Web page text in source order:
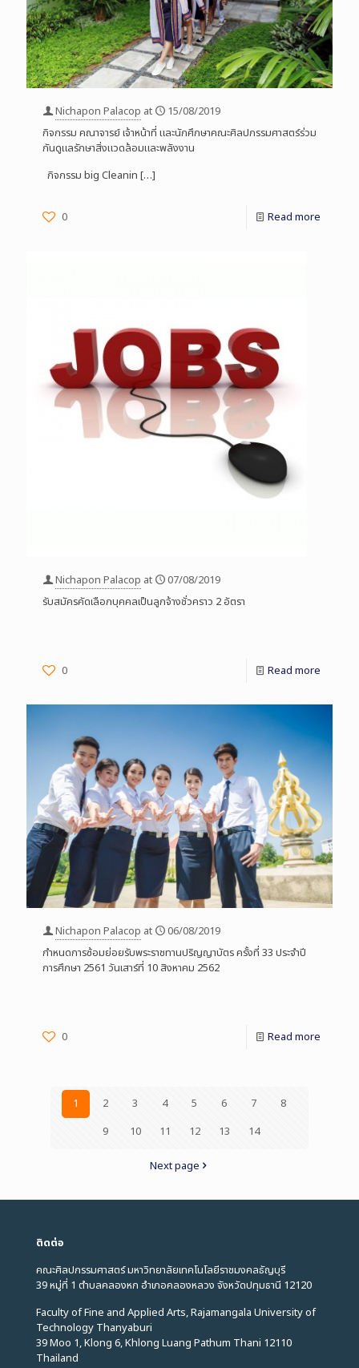
Nichapon Palacop at
15/08/2019
กิจกรรม คณาจารย์ เจ้าหน้าที่ และนักศึกษาคณะศิลปกรรมศาสตร์ร่วม
กันดูแลรักษาสิ่งแวดล้อมและพลังงาน
กิจกรรม big Cleanin […]
0 Read more
Nichapon Palacop at
07/08/2019
รับสมัครคัดเลือกบุคคลเป็นลูกจ้างชั่วคราว 2 อัตรา
0 Read more
Nichapon Palacop at
06/08/2019
กำหนดการซ้อมย่อยรับพระราชทานปริญญาบัตร ครั้งที่ 33 ประจำปี
การศึกษา 2561 วันเสาร์ที่ 10 สิงหาคม 2562
0 Read more
1 2 3 4 5 6 7
8
9
10 11 12 13 14
Next page
ติดต่อ
คณะศิลปกรรมศาสตร์ มหาวิทยาลัยเทคโนโลยีราชมงคลธัญบุรี
39 หมู่ที่ 1 ตำบลคลองหก อำเภอคลองหลวง จังหวัดปทุมธานี 12120
Faculty of Fine and Applied Arts, Rajamangala University of
Technology Thanyaburi
39 Moo 1, Klong 6, Khlong Luang Pathum Thani 12110
Thailand